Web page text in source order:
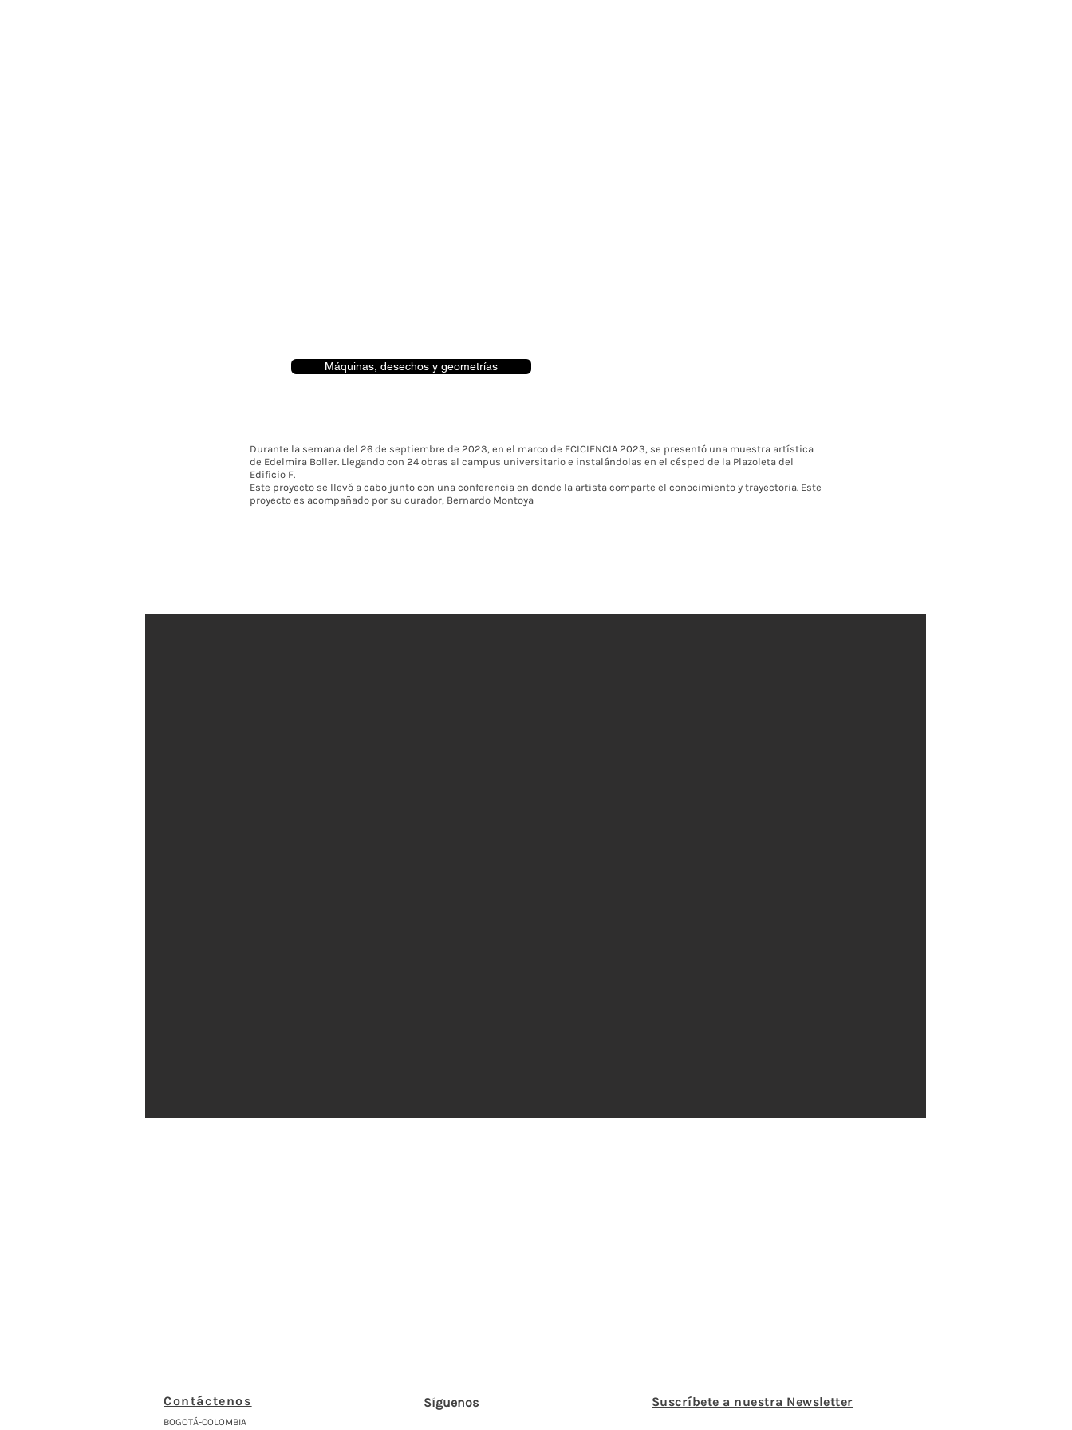
Máquinas, desechos y geometrías
Durante la semana del 26 de septiembre de 2023, en el marco de ECICIENCIA 2023, se presentó una muestra artística
de Edelmira Boller. Llegando con 24 obras al campus universitario e instalándolas en el césped de la Plazoleta del
Edificio F.
Este proyecto se llevó a cabo junto con una conferencia en donde la artista comparte el conocimiento y trayectoria. Este
proyecto es acompañado por su curador, Bernardo Montoya
Contáctenos
BOGOTÁ-COLOMBIA
Suscríbete a nuestra Newsletter
Síguenos